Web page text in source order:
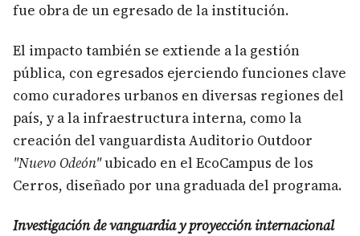
fue obra de un egresado de la institución.
El impacto también se extiende a la gestión
pública, con egresados ejerciendo funciones clave
como curadores urbanos en diversas regiones del
país, y a la infraestructura interna, como la
creación del vanguardista Auditorio Outdoor
"Nuevo Odeón"ubicado en el EcoCampus de los
Cerros, diseñado por una graduada del programa.
Investigación de vanguardia y proyección internacional